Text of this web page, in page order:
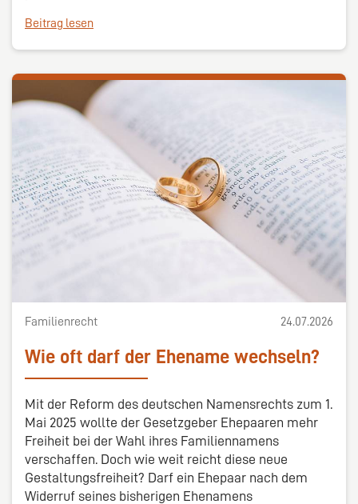
Beitrag lesen
Familienrecht 24.07.2026
Wie oft darf der Ehename wechseln?
Mit der Reform des deutschen Namensrechts zum 1.
Mai 2025 wollte der Gesetzgeber Ehepaaren mehr
Freiheit bei der Wahl ihres Familiennamens
verschaffen. Doch wie weit reicht diese neue
Gestaltungsfreiheit? Darf ein Ehepaar nach dem
Widerruf seines bisherigen Ehenamens